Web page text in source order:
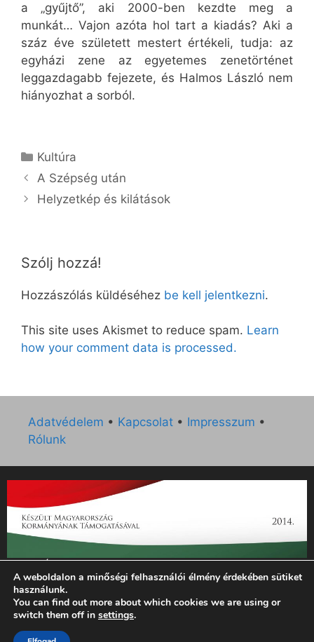
a „gyűjtő”, aki 2000-ben kezdte meg a
munkát… Vajon azóta hol tart a kiadás? Aki a
száz éve született mestert értékeli, tudja: az
egyházi zene az egyetemes zenetörténet
leggazdagabb fejezete, és Halmos László nem
hiányozhat a sorból.
Kategória
Kultúra
A Szépség után
Helyzetkép és kilátások
Szólj hozzá!
Hozzászólás küldéséhez be kell jelentkezni.
This site uses Akismet to reduce spam. Learn
how your comment data is processed.
Adatvédelem • Kapcsolat • Impresszum •
Rólunk
„Az Új Ember katolikus hetilap 2014. évi működésének
támogatását az EGYH-KCP-14-P-0121 sz. támogatási
szerződés keretében 3 000 000 Ft összegben támogatta az
Emberi Erőforrások Minisztériuma.”
A weboldalon a minőségi felhasználói élmény érdekében sütiket
használunk.
You can find out more about which cookies we are using or
switch them off in settings.